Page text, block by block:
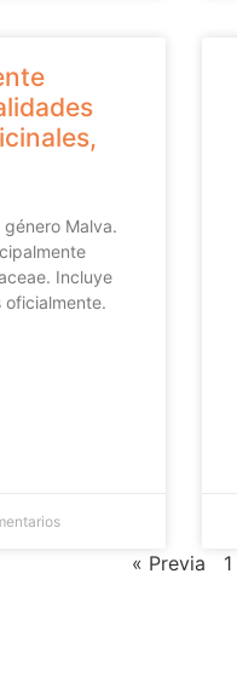
Malva.
Incluye
« Previa 1